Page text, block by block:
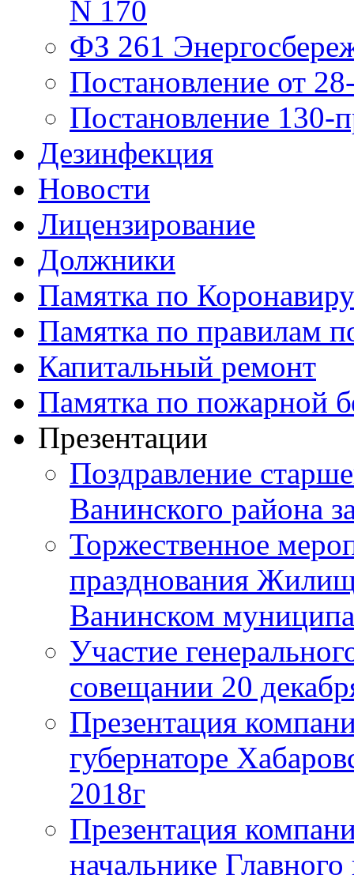
N 170
ФЗ 261
Постановление от
Постановление 130-
Дезинфекция
Новости
Лицензирование
Должники
Памятка по
Памятка по правилам
Капитальный ремонт
Памятка по пожарной
Презентации
Поздравление
Ванинского района
Торжественное
празднования
Ванинском
Участие
совещании 20
Презентация
губернаторе
2018г
Презентация
начальнике